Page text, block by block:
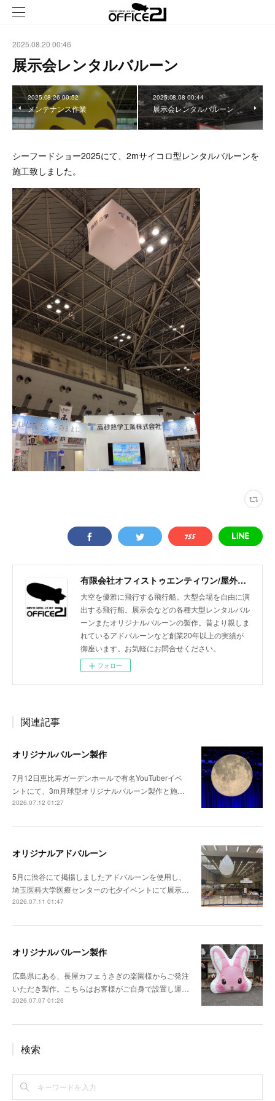
2025.08.20 00:46
展示会レンタルバルーン
2025.08.26 00:52
メンテナンス作業
2025.08.08 00:44
展示会レンタルバルーン
シーフードショー2025にて、2mサイコロ型レンタルバルーンを
施工致しました。
有限会社オフィストゥエンティワン/屋外・屋内飛行船/大型バルーン/アドバルーン/バルーン装飾等イベント装飾
大空を優雅に飛行する飛行船。大型会場を自由に演
出する飛行船。展示会などの各種大型レンタルバル
ーンまたオリジナルバルーンの製作。昔より親しま
れているアドバルーンなど創業20年以上の実績が
御座います。お気軽にお問合せください。
フォロー
関連記事
オリジナルバルーン製作
7月12日恵比寿ガーデンホールで有名YouTuberイベ
ントにて、3m月球型オリジナルバルーン製作と施…
2026.07.12 01:27
オリジナルアドバルーン
5月に渋谷にて掲揚しましたアドバルーンを使用し、
埼玉医科大学医療センターの七夕イベントにて展示…
2026.07.11 01:47
オリジナルバルーン製作
広島県にある、長屋カフェうさぎの楽園様からご発注
いただき製作。こちらはお客様がご自身で設置し運…
2026.07.07 01:26
検索